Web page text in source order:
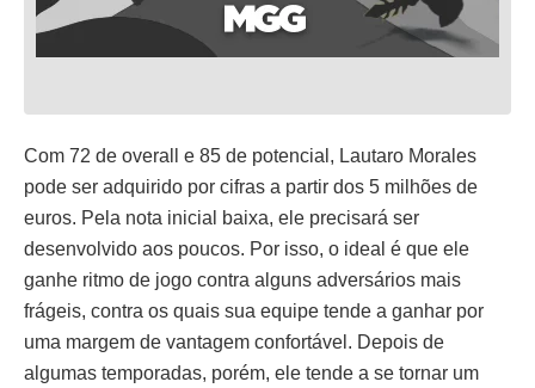
Com 72 de overall e 85 de potencial, Lautaro Morales
pode ser adquirido por cifras a partir dos 5 milhões de
euros. Pela nota inicial baixa, ele precisará ser
desenvolvido aos poucos. Por isso, o ideal é que ele
ganhe ritmo de jogo contra alguns adversários mais
frágeis, contra os quais sua equipe tende a ganhar por
uma margem de vantagem confortável. Depois de
algumas temporadas, porém, ele tende a se tornar um